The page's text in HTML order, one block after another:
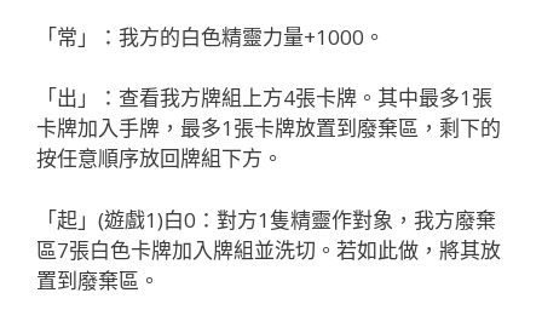
ィ
＝
ト
レ
「白
色
分
身
タ
「常」：我方的白色精靈力量+1000。
「出」：查看我方牌組上方4張卡牌。其中最多1張
卡牌加入手牌，最多1張卡牌放置到廢棄區，剩下的
按任意順序放回牌組下方。
「起」(遊戲1)白0：對方1隻精靈作對象，我方廢棄
區7張白色卡牌加入牌組並洗切。若如此做，將其放
置到廢棄區。